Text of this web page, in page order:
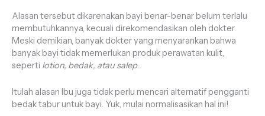
Alasan tersebut dikarenakan bayi benar-benar belum terlalu
membutuhkannya, kecuali direkomendasikan oleh dokter.
Meski demikian, banyak dokter yang menyarankan bahwa
banyak bayi tidak memerlukan produk perawatan kulit,
seperti lotion, bedak, atau salep.
Itulah alasan Ibu juga tidak perlu mencari alternatif pengganti
bedak tabur untuk bayi. Yuk, mulai normalisasikan hal ini!